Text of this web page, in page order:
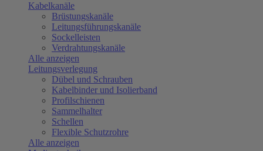
Kabelkanäle
Brüstungskanäle
Leitungsführungskanäle
Sockelleisten
Verdrahtungskanäle
Alle anzeigen
Leitungsverlegung
Dübel und Schrauben
Kabelbinder und Isolierband
Profilschienen
Sammelhalter
Schellen
Flexible Schutzrohre
Alle anzeigen